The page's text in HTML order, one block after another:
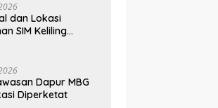
dan Lokasi
SIM Keliling
Dapur MBG
Diperketat